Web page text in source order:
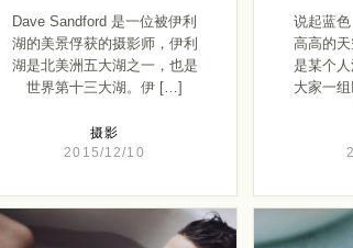
Dave Sandford 是一位被伊利
湖的美景俘获的摄影师，伊利
湖是北美洲五大湖之一，也是
世界第十三大湖。伊 […]
摄影
2015/12/10
说起蓝
高高的
是某个
大家一